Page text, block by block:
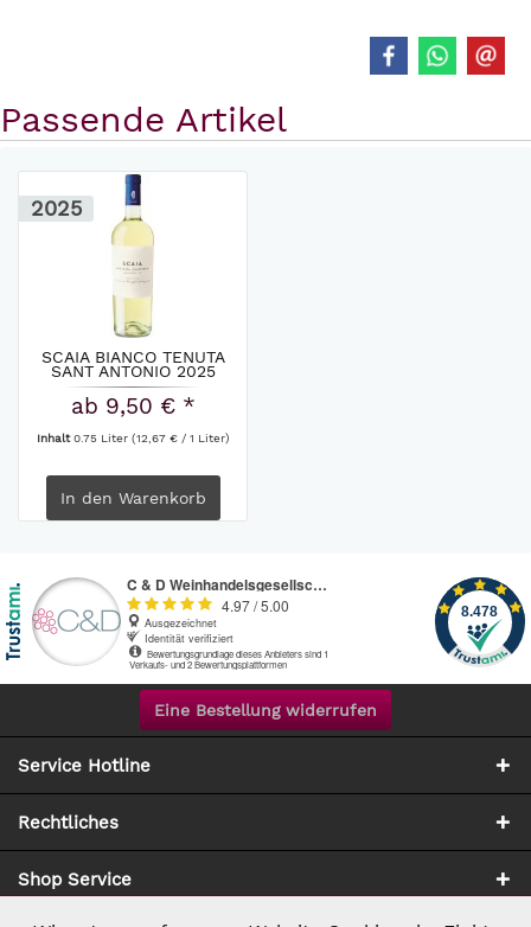
Passende Artikel
2025
SCAIA BIANCO TENUTA
SANT ANTONIO 2025
ab 9,50 € *
Inhalt0.75 Liter (12,67 € / 1 Liter)
In den Warenkorb
Eine Bestellung widerrufen
Service Hotline
Rechtliches
Shop Service